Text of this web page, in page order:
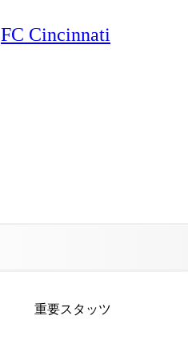
FC Cincinnati
重要スタッツ